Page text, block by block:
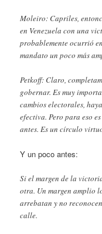
Moleiro: Capriles,
en Venezuela con una
probablemente ocurrió
mandato un poco más
Petkoff: Claro,
gobernar. Es muy
cambios electorales,
efectiva. Pero para eso
antes. Es un círculo
Y un poco antes:
Si el margen de la
otra. Un margen amplio
arrebatan y no
calle.